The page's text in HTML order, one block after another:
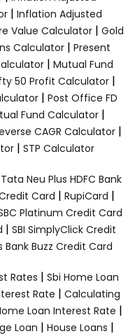
| Inflation Adjusted
Value Calculator | Gold
Calculator | Present
| Mutual Fund
50 Profit Calculator|
| Post Office FD
Fund Calculator|
CAGR Calculator |
| STP Calculator
Tata Neu Plus HDFC Bank
Card | RupiCard |
Platinum Credit Card
| SBI SimplyClick Credit
Bank Buzz Credit Card
Rates | Sbi Home Loan
Rate | Calculating
Loan Interest Rate |
Loan | House Loans |